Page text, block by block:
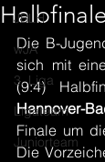
JBLH
wJA
3. Liga
Ligateam
Juniorteam
Halbfinale
Die B-
sich mit
(9:4)
Hannover-
Finale um
Die